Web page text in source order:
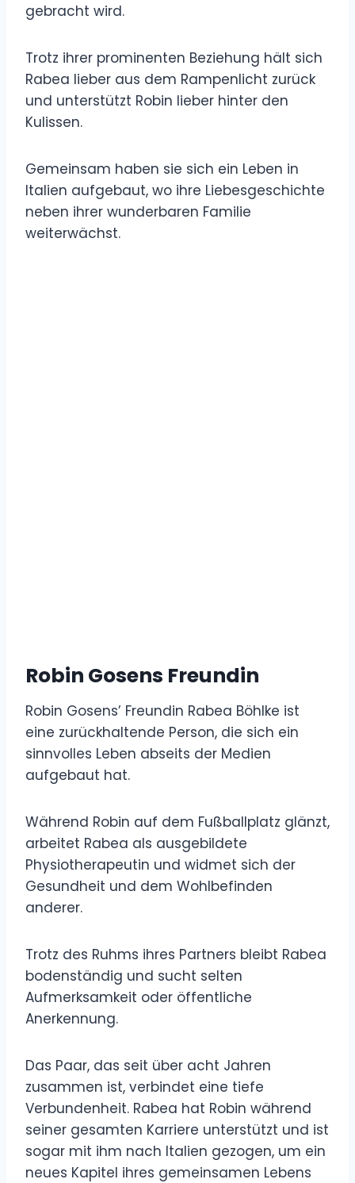
gebracht wird.
Trotz ihrer prominenten Beziehung hält sich
Rabea lieber aus dem Rampenlicht zurück
und unterstützt Robin lieber hinter den
Kulissen.
Gemeinsam haben sie sich ein Leben in
Italien aufgebaut, wo ihre Liebesgeschichte
neben ihrer wunderbaren Familie
weiterwächst.
Robin Gosens Freundin
Robin Gosens’ Freundin Rabea Böhlke ist
eine zurückhaltende Person, die sich ein
sinnvolles Leben abseits der Medien
aufgebaut hat.
Während Robin auf dem Fußballplatz glänzt,
arbeitet Rabea als ausgebildete
Physiotherapeutin und widmet sich der
Gesundheit und dem Wohlbefinden
anderer.
Trotz des Ruhms ihres Partners bleibt Rabea
bodenständig und sucht selten
Aufmerksamkeit oder öffentliche
Anerkennung.
Das Paar, das seit über acht Jahren
zusammen ist, verbindet eine tiefe
Verbundenheit. Rabea hat Robin während
seiner gesamten Karriere unterstützt und ist
sogar mit ihm nach Italien gezogen, um ein
neues Kapitel ihres gemeinsamen Lebens